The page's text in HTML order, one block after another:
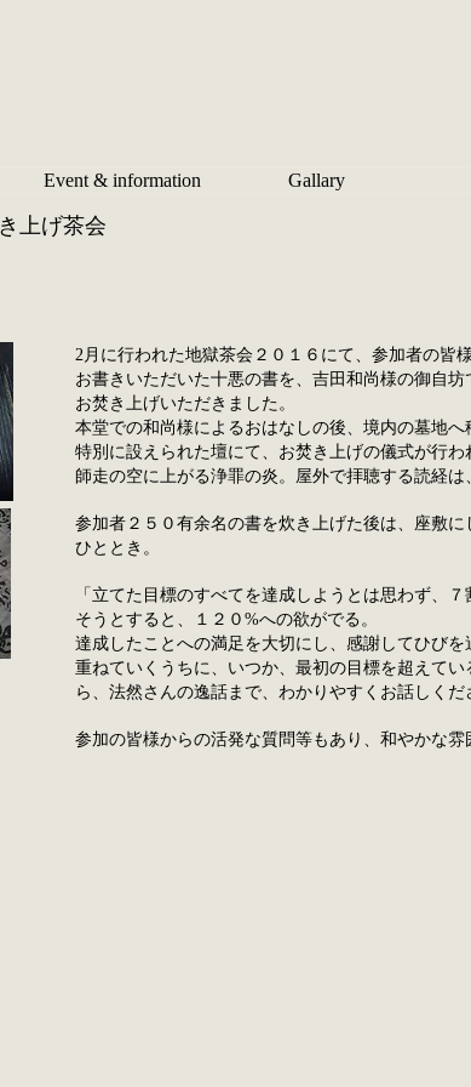
Event & information Gallary
上げ茶会
2月に行われた地獄茶会２０１６にて、参加者の皆
お書きいただいた十悪の書を、吉田和尚様の御自坊
お焚き上げいただきました。
本堂での和尚様によるおはなしの後、境内の墓地へ
特別に設えられた壇にて、お焚き上げの儀式が行わ
師走の空に上がる浄罪の炎。屋外で拝聴する読経は
参加者２５０有余名の書を炊き上げた後は、座敷
ひととき。
「立てた目標のすべてを達成しようとは思わず、
そうとすると、​１２０%への欲がでる。
達成したことへの満足を大切にし、感謝してひび
重ねていくうちに、いつか、最初の目標を超えて
ら、法然さんの逸話まで、わかりやすくお話しくだ
参加の皆様からの活発な質問等もあり、和やかな雰